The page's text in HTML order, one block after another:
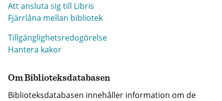
Att ansluta sig till Libris
Fjärrlåna mellan bibliotek
Tillgänglighetsredogörelse
Hantera kakor
Om Biblioteksdatabasen
Biblioteksdatabasen innehåller information om de